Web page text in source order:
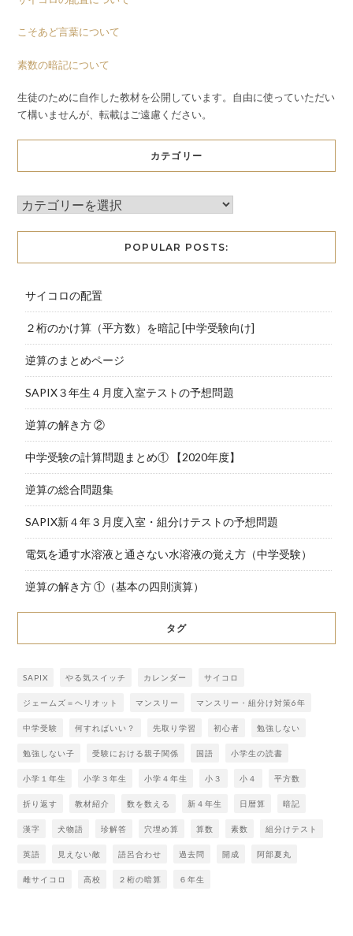
こそあど言葉について
素数の暗記について
生徒のために自作した教材を公開しています。自由に使っていただい
て構いませんが、転載はご遠慮ください。
カテゴリー
POPULAR POSTS:
サイコロの配置
２桁のかけ算（平方数）を暗記 [中学受験向け]
逆算のまとめページ
SAPIX３年生４月度入室テストの予想問題
逆算の解き方 ②
中学受験の計算問題まとめ① 【2020年度】
逆算の総合問題集
SAPIX新４年３月度入室・組分けテストの予想問題
電気を通す水溶液と通さない水溶液の覚え方（中学受験）
逆算の解き方 ①（基本の四則演算）
タグ
SAPIX やる気スイッチ カレンダー サイコロ
ジェームズ＝ヘリオット マンスリー マンスリー・組分け対策6年
中学受験 何すればいい？ 先取り学習 初心者 勉強しない
勉強しない子 受験における親子関係 国語 小学生の読書
小学１年生 小学３年生 小学４年生 小３ 小４ 平方数
折り返す 教材紹介 数を数える 新４年生 日暦算 暗記
漢字 犬物語 珍解答 穴埋め算 算数 素数 組分けテスト
英語 見えない敵 語呂合わせ 過去問 開成 阿部夏丸
雌サイコロ 高校 ２桁の暗算 ６年生